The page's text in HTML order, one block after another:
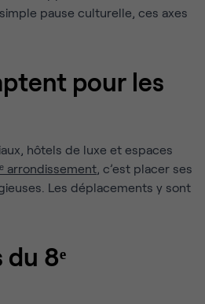
pause culturelle, ces axes
pour les
hôtels de luxe et espaces
arrondissement, c’est placer ses
Les déplacements y sont
8ᵉ